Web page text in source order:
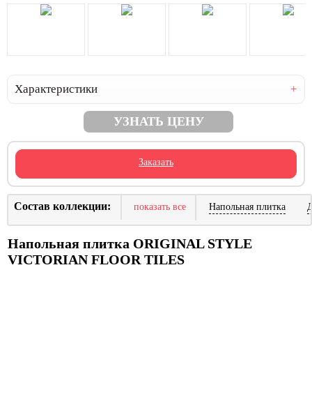
Характеристики
УЗНАТЬ ЦЕНУ
Заказать
Состав коллекции: показать все Напольная плитка
Напольная плитка ORIGINAL STYLE
VICTORIAN FLOOR TILES